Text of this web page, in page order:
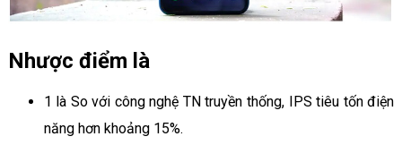
Nhược điểm là
1 là So với công nghệ TN truyền thống, IPS tiêu tốn điện
năng hơn khoảng 15%.